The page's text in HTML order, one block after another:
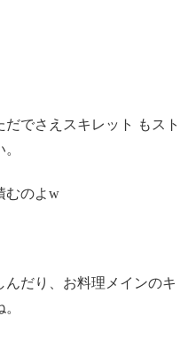
でさえスキレット もスト
むのよw
んだり、お料理メインのキ